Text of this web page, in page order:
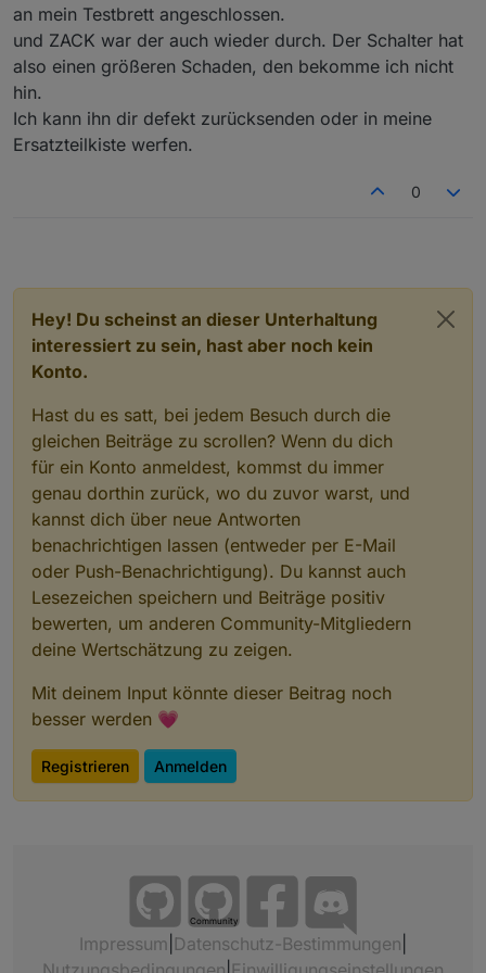
Sw4-DR
Hutschiene
0
0
F
K
HM-LC-
F
evtl.
weitere
Preis pro
Stück
Keine €
Versand
Versand hin und
zurück auf eure
Kosten
Schaltplan gesucht: Schalter, an denen ich erst
wieder Kondensatoren austauschen werde,
nachdem ich einen Schaltplan gefunden habe:
BL1-FM
Rollladenaktor
HM-LC-
Dim1T-FM
Unterputzdimmer
HM-LC-
Homematic Unterputzschalter, 1fach
HM-LC-
Sw4-SM
Homematic Funk-Schaltaktor 4fach,
Aufputzmontage
an mein Testbrett angeschlossen.
und ZACK war der auch wieder durch. Der Schalter hat
also einen größeren Schaden, den bekomme ich nicht
hin.
Ich kann ihn dir defekt zurücksenden oder in meine
Ersatzteilkiste werfen.
0
Hey! Du scheinst an dieser Unterhaltung
interessiert zu sein, hast aber noch kein
Konto.
Hast du es satt, bei jedem Besuch durch die
gleichen Beiträge zu scrollen? Wenn du dich
für ein Konto anmeldest, kommst du immer
genau dorthin zurück, wo du zuvor warst, und
kannst dich über neue Antworten
benachrichtigen lassen (entweder per E-Mail
oder Push-Benachrichtigung). Du kannst auch
Lesezeichen speichern und Beiträge positiv
bewerten, um anderen Community-Mitgliedern
deine Wertschätzung zu zeigen.
Mit deinem Input könnte dieser Beitrag noch
besser werden 💗
Registrieren Anmelden
Community
Impressum Datenschutz-Bestimmungen